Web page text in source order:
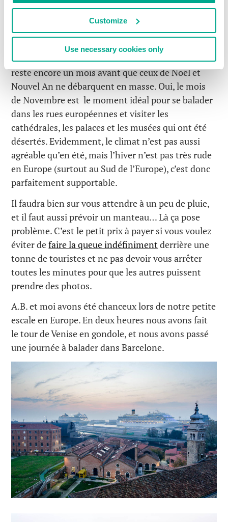
Customize
Use necessary cookies only
Enfin !!!!!
Le meilleur moment pour voyager en Europe, est
arrivé ! C’est le mois de Novembre!
Tous les touristes des beaux jours sont partis, et il
reste encore un mois avant que ceux de Noël et
Nouvel An ne débarquent en masse. Oui, le mois
de Novembre est le moment idéal pour se balader
dans les rues européennes et visiter les
cathédrales, les palaces et les musées qui ont été
désertés. Evidemment, le climat n’est pas aussi
agréable qu’en été, mais l’hiver n’est pas très rude
en Europe (surtout au Sud de l’Europe), c’est donc
parfaitement supportable.
Il faudra bien sur vous attendre à un peu de pluie,
et il faut aussi prévoir un manteau… Là ça pose
problème. C’est le petit prix à payer si vous voulez
éviter defaire la queue indéfiniment derrière une
tonne de touristes et ne pas devoir vous arrêter
toutes les minutes pour que les autres puissent
prendre des photos.
A.B. et moi avons été chanceux lors de notre petite
escale en Europe. En deux heures nous avons fait
le tour de Venise en gondole, et nous avons passé
une journée à balader dans Barcelone.